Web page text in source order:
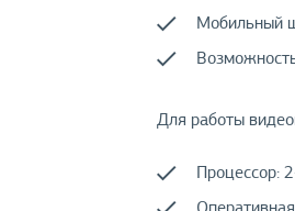
Мобильный
Для работы
Процессор: